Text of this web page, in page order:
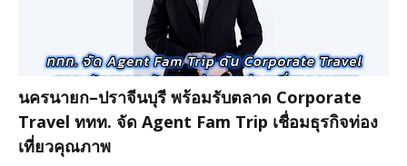
นครนายก–ปราจีนบุรี พร้อมรับตลาด Corporate
Travel ททท. จัด Agent Fam Trip เชื่อมธุรกิจท่อง
เที่ยวคุณภาพ